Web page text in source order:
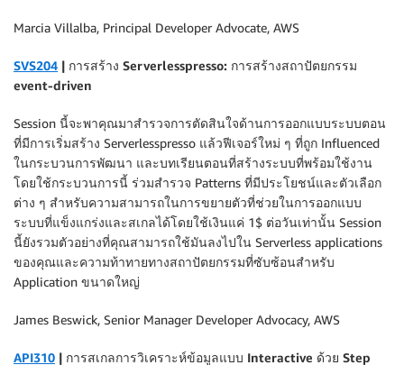
Marcia Villalba, Principal Developer Advocate, AWS
SVS204 | การสร้าง Serverlesspresso: การสร้างสถาปัตยกรรม
event-driven
Session นี้จะพาคุณมาสำรวจการตัดสินใจด้านการออกแบบระบบตอน
ที่มีการเริ่มสร้าง Serverlesspresso แล้วฟีเจอร์ใหม่ ๆ ที่ถูก Influenced
ในกระบวนการพัฒนา และบทเรียนตอนที่สร้างระบบที่พร้อมใช้งาน
โดยใช้กระบวนการนี้ ร่วมสำรวจ Patterns ที่มีประโยชน์และตัวเลือก
ต่าง ๆ สำหรับความสามารถในการขยายตัวที่ช่วยในการออกแบบ
ระบบที่แข็งแกร่งและสเกลได้โดยใช้เงินแค่ 1$ ต่อวันเท่านั้น Session
นี้ยังรวมตัวอย่างที่คุณสามารถใช้มันลงไปใน Serverless applications
ของคุณและความท้าทายทางสถาปัตยกรรมที่ซับซ้อนสำหรับ
Application ขนาดใหญ่
James Beswick, Senior Manager Developer Advocacy, AWS
API310 | การสเกลการวิเคราะห์ข้อมูลแบบ Interactive ด้วย Step